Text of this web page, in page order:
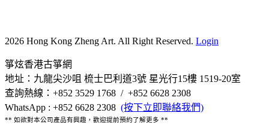
2026 Hong Kong Zheng Art. All Right Reserved. Login
箏炫香港古箏網
地址：九龍尖沙咀 梳士巴利道3號 星光行15樓 1519-20室
查詢熱線：+852 3529 1768 / +852 6628 2308
WhatsApp : +852 6628 2308 (按下立即聯絡我們)
** 如欲對本公司產品有興趣，歡迎提前預約了解更多 **